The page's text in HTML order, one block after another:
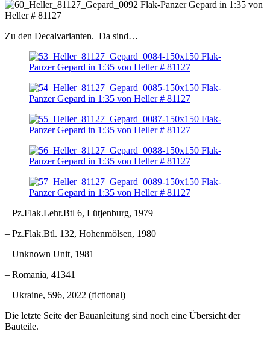
Zu den Decalvarianten. Da sind…
– Pz.Flak.Lehr.Btl 6, Lütjenburg, 1979
– Pz.Flak.Btl. 132, Hohenmölsen, 1980
– Unknown Unit, 1981
– Romania, 41341
– Ukraine, 596, 2022 (fictional)
Die letzte Seite der Bauanleitung sind noch eine Übersicht der
Bauteile.